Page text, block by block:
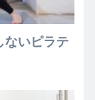
ないピラテ